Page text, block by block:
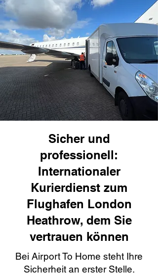
Sicher und
professionell:
Internationaler
Kurierdienst zum
Flughafen London
Heathrow, dem Sie
vertrauen können
Bei Airport To Home steht Ihre
Sicherheit an erster Stelle.